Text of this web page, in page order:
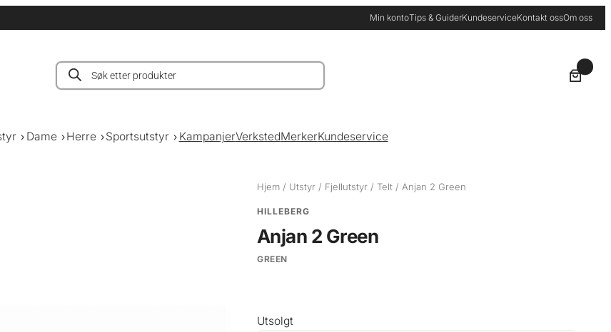
Min kontoTips & GuiderKundeserviceKontakt ossOm oss
Products
search
Dame Herre Sportsutstyr KampanjerVerkstedMerkerKundeservice
Hjem / Utstyr / Fjellutstyr / Telt / Anjan 2 Green
HILLEBERG
Anjan 2 Green
GREEN
Utsolgt